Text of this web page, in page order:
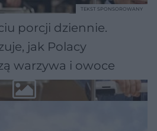
porcji dziennie.
jak Polacy
warzywa i owoce
TEKST SPONSOROWANY